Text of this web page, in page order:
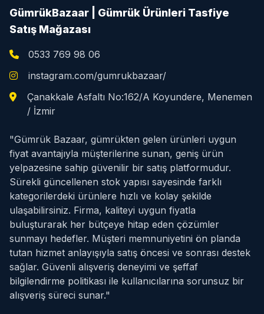
GümrükBazaar | Gümrük Ürünleri Tasfiye
Satış Mağazası
0533 769 98 06
instagram.com/gumrukbazaar/
Çanakkale Asfaltı No:162/A Koyundere, Menemen
/ İzmir
"Gümrük Bazaar, gümrükten gelen ürünleri uygun
fiyat avantajıyla müşterilerine sunan, geniş ürün
yelpazesine sahip güvenilir bir satış platformudur.
Sürekli güncellenen stok yapısı sayesinde farklı
kategorilerdeki ürünlere hızlı ve kolay şekilde
ulaşabilirsiniz. Firma, kaliteyi uygun fiyatla
buluşturarak her bütçeye hitap eden çözümler
sunmayı hedefler. Müşteri memnuniyetini ön planda
tutan hizmet anlayışıyla satış öncesi ve sonrası destek
sağlar. Güvenli alışveriş deneyimi ve şeffaf
bilgilendirme politikası ile kullanıcılarına sorunsuz bir
alışveriş süreci sunar."